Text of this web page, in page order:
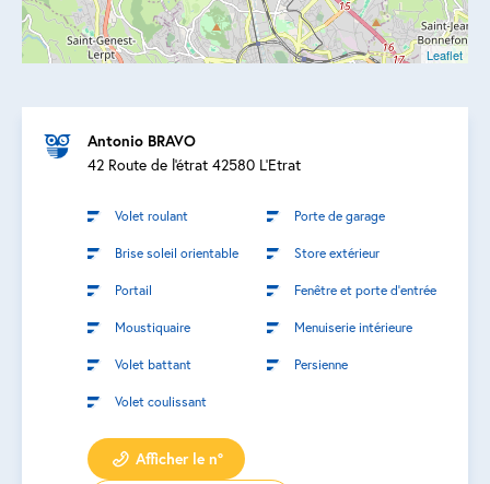
Leaflet
Antonio BRAVO
42 Route de l'étrat 42580 L'Etrat
Volet roulant Porte de garage
Brise soleil orientable Store extérieur
Portail Fenêtre et porte d’entrée
Moustiquaire Menuiserie intérieure
Volet battant Persienne
Volet coulissant
Afficher le n°